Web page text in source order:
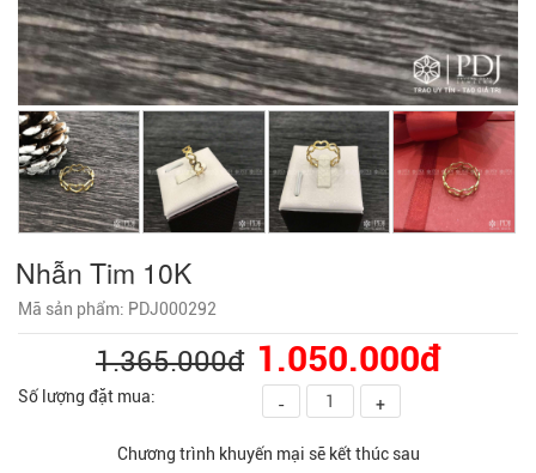
Nhẫn Tim 10K
Mã sản phẩm: PDJ000292
1.365.000đ 1.050.000đ
Số lượng đặt mua: - +
Chương trình khuyến mại sẽ kết thúc sau